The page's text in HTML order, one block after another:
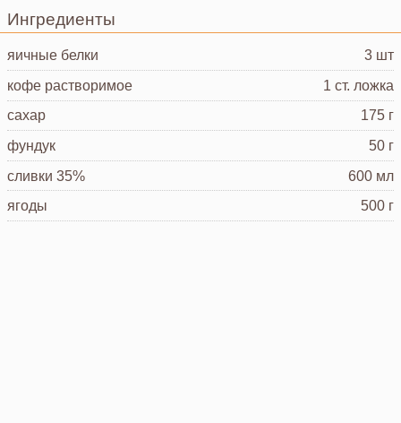
Ингредиенты
яичные белки
3 шт
кофе растворимое
1 ст. ложка
сахар
175 г
фундук
50 г
сливки 35%
600 мл
ягоды
500 г